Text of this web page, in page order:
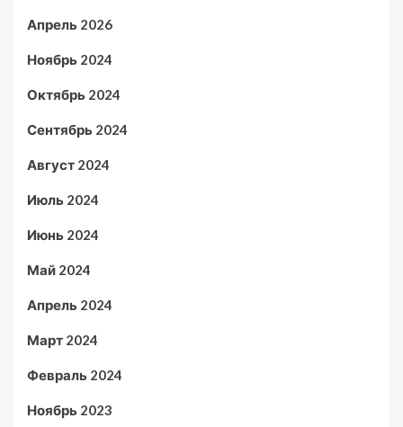
Апрель 2026
Ноябрь 2024
Октябрь 2024
Сентябрь 2024
Август 2024
Июль 2024
Июнь 2024
Май 2024
Апрель 2024
Март 2024
Февраль 2024
Ноябрь 2023